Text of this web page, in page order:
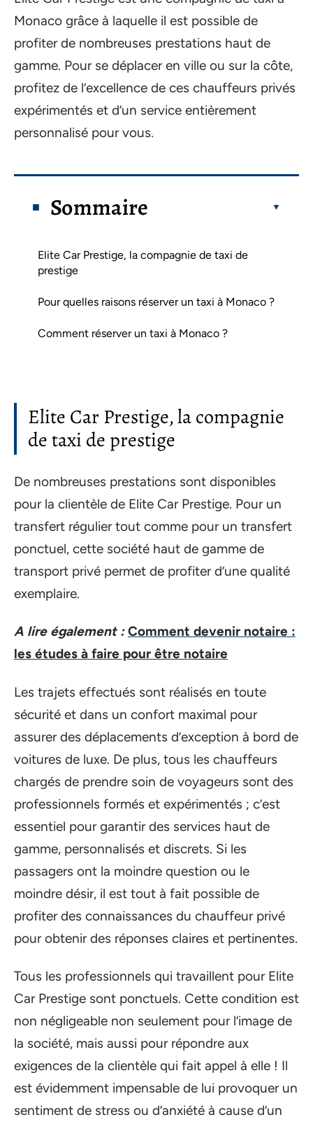
Monaco grâce à laquelle il est possible de
profiter de nombreuses prestations haut de
gamme. Pour se déplacer en ville ou sur la côte,
profitez de l’excellence de ces chauffeurs privés
expérimentés et d’un service entièrement
personnalisé pour vous.
Sommaire
Elite Car Prestige, la compagnie de taxi de
prestige
Pour quelles raisons réserver un taxi à Monaco ?
Comment réserver un taxi à Monaco ?
Elite Car Prestige, la compagnie
de taxi de prestige
De nombreuses prestations sont disponibles
pour la clientèle de Elite Car Prestige. Pour un
transfert régulier tout comme pour un transfert
ponctuel, cette société haut de gamme de
transport privé permet de profiter d’une qualité
exemplaire.
A lire également : Comment devenir notaire :
les études à faire pour être notaire
Les trajets effectués sont réalisés en toute
sécurité et dans un confort maximal pour
assurer des déplacements d’exception à bord de
voitures de luxe. De plus, tous les chauffeurs
chargés de prendre soin de voyageurs sont des
professionnels formés et expérimentés ; c’est
essentiel pour garantir des services haut de
gamme, personnalisés et discrets. Si les
passagers ont la moindre question ou le
moindre désir, il est tout à fait possible de
profiter des connaissances du chauffeur privé
pour obtenir des réponses claires et pertinentes.
Tous les professionnels qui travaillent pour Elite
Car Prestige sont ponctuels. Cette condition est
non négligeable non seulement pour l’image de
la société, mais aussi pour répondre aux
exigences de la clientèle qui fait appel à elle ! Il
est évidemment impensable de lui provoquer un
sentiment de stress ou d’anxiété à cause d’un